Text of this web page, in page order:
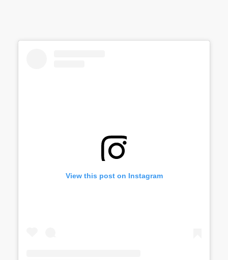
View this post on Instagram